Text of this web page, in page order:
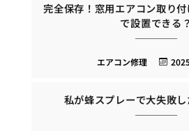
完全保存！窓用エアコン取り
で設置できる？
エアコン修理
私が蜂スプレーで大失敗